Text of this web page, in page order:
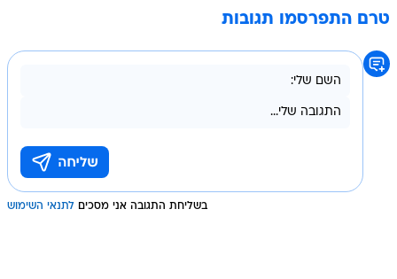
טרם התפרסמו תגובות
בשליחת התגובה אני מסכים לתנאי השימוש